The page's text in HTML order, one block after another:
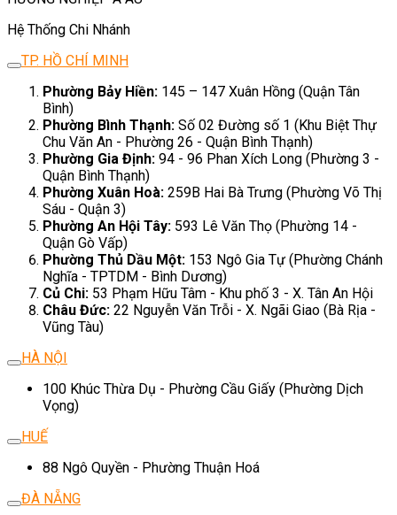
Hệ Thống Chi Nhánh
TP. HỒ CHÍ MINH
Phường Bảy Hiền: 145 – 147 Xuân Hồng (Quận Tân
Bình)
Phường Bình Thạnh: Số 02 Đường số 1 (Khu Biệt Thự
Chu Văn An - Phường 26 - Quận Bình Thạnh)
Phường Gia Định: 94 - 96 Phan Xích Long (Phường 3 -
Quận Bình Thạnh)
Phường Xuân Hoà: 259B Hai Bà Trưng (Phường Võ Thị
Sáu - Quận 3)
Phường An Hội Tây: 593 Lê Văn Thọ (Phường 14 -
Quận Gò Vấp)
Phường Thủ Dầu Một: 153 Ngô Gia Tự (Phường Chánh
Nghĩa - TPTDM - Bình Dương)
Củ Chi: 53 Phạm Hữu Tâm - Khu phố 3 - X. Tân An Hội
Châu Đức: 22 Nguyễn Văn Trỗi - X. Ngãi Giao (Bà Rịa -
Vũng Tàu)
HÀ NỘI
100 Khúc Thừa Dụ - Phường Cầu Giấy (Phường Dịch
Vọng)
HUẾ
88 Ngô Quyền - Phường Thuận Hoá
ĐÀ NẴNG